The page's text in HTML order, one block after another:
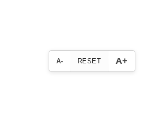
A- RESET A+